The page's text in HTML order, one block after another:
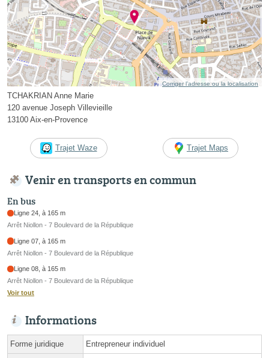
Corriger l’adresse ou la localisation
TCHAKRIAN Anne Marie
120 avenue Joseph Villevieille
13100 Aix-en-Provence
Trajet Waze Trajet Maps
Venir en transports en commun
En bus
Ligne 24, à 165 m
Arrêt Niollon - 7 Boulevard de la République
Ligne 07, à 165 m
Arrêt Niollon - 7 Boulevard de la République
Ligne 08, à 165 m
Arrêt Niollon - 7 Boulevard de la République
Voir tout
Informations
Forme juridique Entrepreneur individuel